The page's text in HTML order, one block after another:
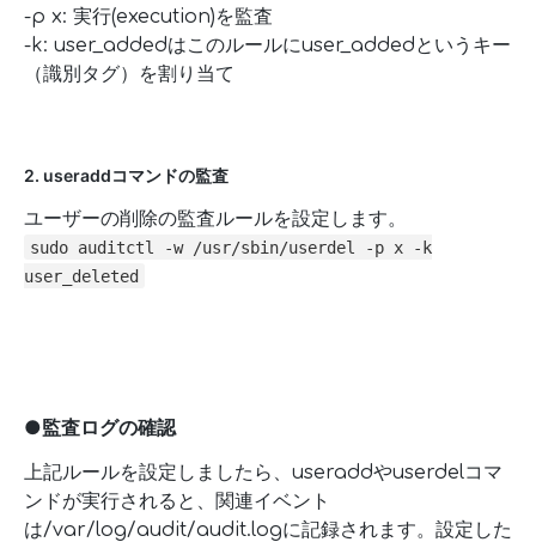
-p x: 実行(execution)を監査
-k: user_addedはこのルールにuser_addedというキー
（識別タグ）を割り当て
2. useraddコマンドの監査
ユーザーの削除の監査ルールを設定します。
sudo auditctl -w /usr/sbin/userdel -p x -k
user_deleted
●監査ログの確認
上記ルールを設定しましたら、useraddやuserdelコマ
ンドが実行されると、関連イベント
は/var/log/audit/audit.logに記録されます。設定した